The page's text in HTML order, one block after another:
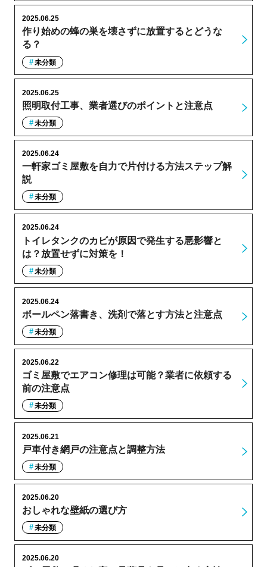
作り始めの蜂の巣を壊さずに放置するとどうな
る？
2025.06.25
未分類
照明取付工事、業者選びのポイントと注意点
2025.06.25
未分類
一軒家ゴミ屋敷を自力で片付ける方法ステップ解
説
2025.06.24
未分類
トイレタンクのカビが原因で発生する悪影響と
は？放置せずに対策を！
2025.06.24
未分類
ボールペン落書き、洗剤で落とす方法と注意点
2025.06.24
未分類
ゴミ屋敷でエアコン修理は可能？業者に依頼する
前の注意点
2025.06.22
未分類
戸車付き網戸の注意点と調整方法
2025.06.21
未分類
おしゃれな壁紙の選び方
2025.06.20
未分類
2025.06.20